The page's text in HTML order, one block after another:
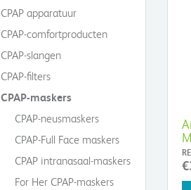
CPAP apparatuur
CPAP-comfortproducten
CPAP-slangen
CPAP-filters
CPAP-maskers
CPAP-neusmaskers
CPAP-Full Face maskers
CPAP intranasaal-maskers
For Her CPAP-maskers